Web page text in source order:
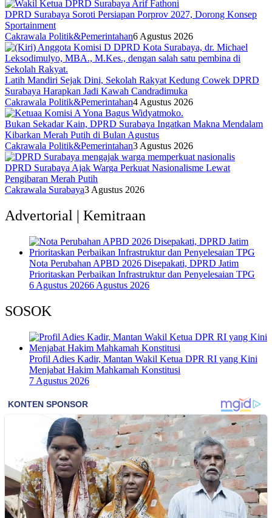
DPRD Surabaya Soroti Persiapan Porprov 2027, Dorong Konsep
Sportainment
Cakrawala Politik&Pemerintahan6 Agustus 2026
Latih Mandiri Sejak Dini, Sekolah Rakyat Kedung Cowek DPRD
Surabaya Harapkan Jadi Kawah Candradimuka
Cakrawala Politik&Pemerintahan4 Agustus 2026
Bukan Sekadar Kain, DPRD Surabaya Ingatkan Makna Mendalam
Kibarkan Merah Putih di Bulan Agustus
Cakrawala Politik&Pemerintahan3 Agustus 2026
DPRD Surabaya Ajak Warga Perkuat Nasionalisme Lewat
Pengibaran Merah Putih
Cakrawala Surabaya3 Agustus 2026
Advertorial | Kemitraan
Nota Perubahan APBD 2026 Disepakati, DPRD Jatim
Prioritaskan Perbaikan Infrastruktur dan Penyelesaian TPG
6 Agustus 20266 Agustus 2026
SOSOK
Profil Adies Kadir, Mantan Wakil Ketua DPR RI yang Kini
Menjabat Hakim Mahkamah Konstitusi
7 Agustus 2026